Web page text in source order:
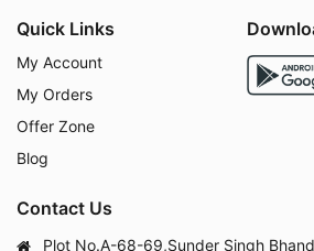
Quick Links
My Account
My Orders
Offer Zone
Blog
Contact Us
Plot No.A-68-69,Sunder Singh